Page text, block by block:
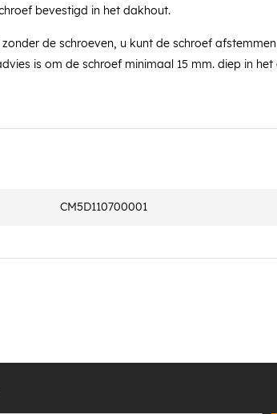
bevestigd in het dakhout.
de schroeven, u kunt de schroef
is om de schroef minimaal 15 mm. diep in
CM5D110700001